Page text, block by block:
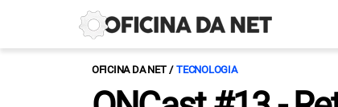
OFICINA DA NET TECNOLOGIA